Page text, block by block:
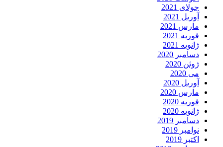
جولای 2021
آوریل 2021
مارس 2021
فوریه 2021
ژانویه 2021
دسامبر 2020
ژوئن 2020
می 2020
آوریل 2020
مارس 2020
فوریه 2020
ژانویه 2020
دسامبر 2019
نوامبر 2019
اکتبر 2019